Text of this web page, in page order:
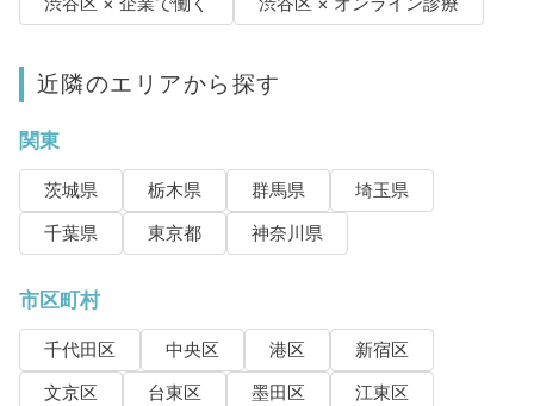
近隣のエリアから探す
関東
茨城県 栃木県 群馬県
埼玉県
千葉県
東京都 神奈川県
市区町村
千代田区 中央区 港区
新宿区
文京区
台東区 墨田区
江東区